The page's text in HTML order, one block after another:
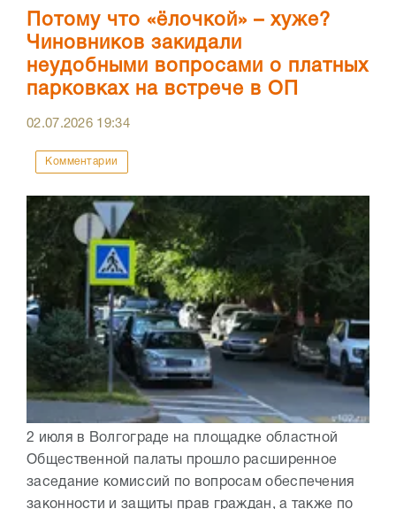
Потому что «ёлочкой» – хуже?
Чиновников закидали
неудобными вопросами о платных
парковках на встрече в ОП
02.07.2026 19:34
Комментарии
2 июля в Волгограде на площадке областной
Общественной палаты прошло расширенное
заседание комиссий по вопросам обеспечения
законности и защиты прав граждан, а также по